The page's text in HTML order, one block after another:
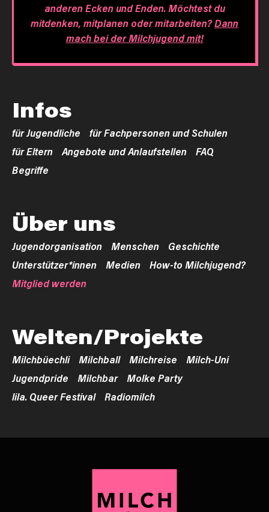
anderen Ecken und Enden. Möchtest du
mitdenken, mitplanen oder mitarbeiten?Dann
mach bei der Milchjugend mit!
Infos
für Jugendliche
für Fachpersonen und Schulen
für Eltern
Angebote und Anlaufstellen
FAQ
Begriffe
Über uns
Jugendorganisation Menschen
Geschichte
Unterstützer*innen
Medien
How-to Milchjugend?
Mitglied werden
Welten/Projekte
Milchbüechli Milchball Milchreise
Milch-Uni
Jugendpride
Milchbar
Molke Party
lila. Queer Festival
Radiomilch